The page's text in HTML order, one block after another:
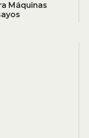
Máquinas